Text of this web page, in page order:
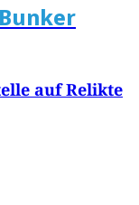
auf Relikte